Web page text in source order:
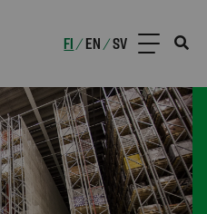
FI /EN /SV